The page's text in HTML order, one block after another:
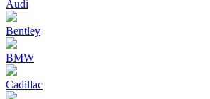
Audi
Bentley
BMW
Cadillac